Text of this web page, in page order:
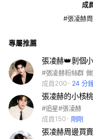
成
#張凌赫
專屬推薦
張凌赫👑剝個
#張凌赫粉絲群
成員200
24 分
張凌赫的小核
#追星#張凌赫
成員150
剛剛
張凌赫周邊買